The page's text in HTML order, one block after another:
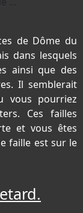
de Dôme du
dans lesquels
ainsi que des
Il semblerait
vous pourriez
Ces failles
et vous êtes
faille est sur le